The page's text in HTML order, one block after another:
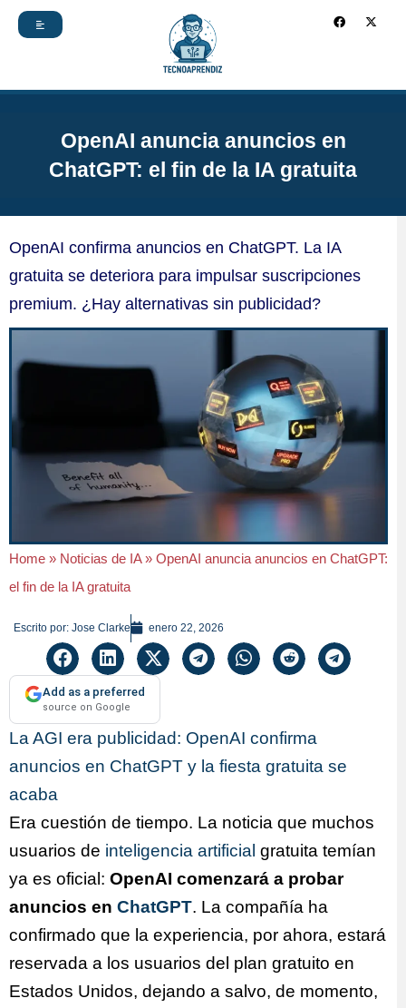
F
a
-
OpenAI anuncia anuncios en
ChatGPT: el fin de la IA gratuita
OpenAI confirma anuncios en ChatGPT. La IA
gratuita se deteriora para impulsar suscripciones
premium. ¿Hay alternativas sin publicidad?
Home » Noticias de IA» OpenAI anuncia anuncios en ChatGPT:
el fin de la IA gratuita
Escrito por: Jose Clarke enero 22, 2026
Add as a preferred
source on Google
La AGI era publicidad: OpenAI confirma
anuncios en ChatGPT y la fiesta gratuita se
acaba
Era cuestión de tiempo. La noticia que muchos
usuarios de inteligencia artificial gratuita temían
ya es oficial: OpenAI comenzará a probar
anuncios en ChatGPT. La compañía ha
confirmado que la experiencia, por ahora, estará
reservada a los usuarios del plan gratuito en
Estados Unidos, dejando a salvo, de momento,